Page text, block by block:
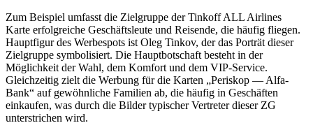
Zum Beispiel umfasst die Zielgruppe der Tinkoff ALL Airlines
Karte erfolgreiche Geschäftsleute und Reisende, die häufig fliegen.
Hauptfigur des Werbespots ist Oleg Tinkov, der das Porträt dieser
Zielgruppe symbolisiert. Die Hauptbotschaft besteht in der
Möglichkeit der Wahl, dem Komfort und dem VIP-Service.
Gleichzeitig zielt die Werbung für die Karten „Periskop — Alfa-
Bank“ auf gewöhnliche Familien ab, die häufig in Geschäften
einkaufen, was durch die Bilder typischer Vertreter dieser ZG
unterstrichen wird.